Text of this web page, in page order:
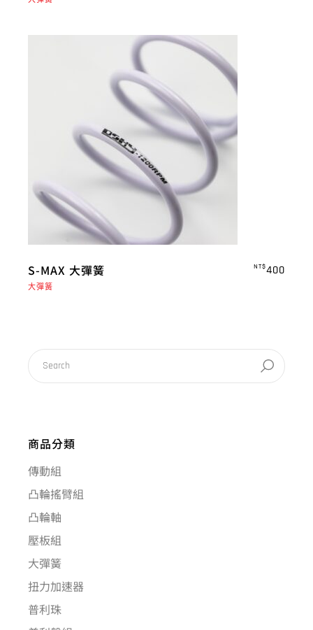
S-MAX 大彈簧 NT$400
大彈簧
商品分類
傳動組
凸輪搖臂組
凸輪軸
壓板組
大彈簧
扭力加速器
普利珠